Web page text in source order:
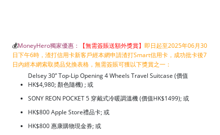
💰MoneyHero獨家優惠： 【無需簽賬送額外獎賞】 即日起至2025年06月30
日下午6時，渣打信用卡新客戶經本網申請渣打Smart信用卡，成功批卡後7
日內經本網索取奬品兌換表格，無需簽賬可獲以下獎賞之一：
Delsey 30” Top-Lip Opening 4 Wheels Travel Suitcase (價值
HK$4,980; 顏色隨機) ; 或
SONY REON POCKET 5 穿戴式冷暖調溫機 (價值HK$1499); 或
HK$800 Apple Store禮品卡; 或
HK$800 惠康購物現金券; 或